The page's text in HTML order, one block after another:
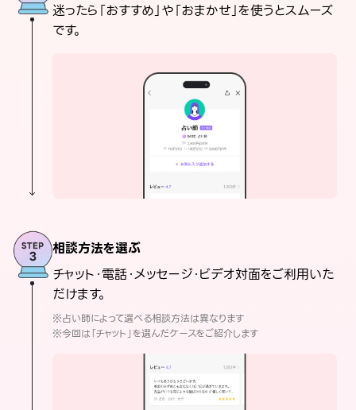
迷ったら「おすすめ」や「おまかせ」を使うとスムーズ
です。
相談方法を選ぶ
チャット・電話・メッセージ・ビデオ対面をご利用いた
だけます。
※占い師によって選べる相談方法は異なります
※今回は「チャット」を選んだケースをご紹介します